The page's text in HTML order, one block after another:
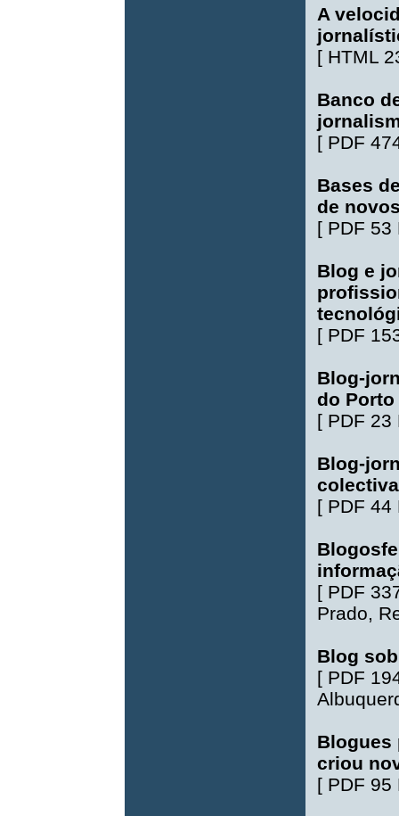
A
[ HTML
Banco
[ PDF
Bases
de
[ PDF 53
Blog e
[ PDF
Blog-
do Porto
[ PDF 23
Blog-
[ PDF 44
[ PDF
Prado,
Blog
[ PDF
Blogues
criou
[ PDF 95